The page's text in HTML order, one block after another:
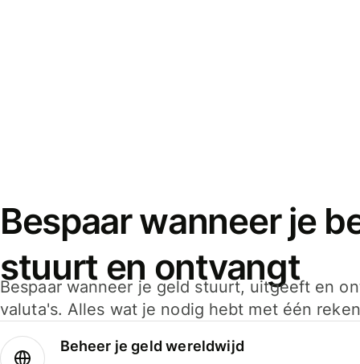
Bespaar wanneer je
stuurt en ontvangt
Bespaar wanneer je geld stuurt, uitgeeft en
valuta's. Alles wat je nodig hebt met één
Beheer je geld wereldwijd